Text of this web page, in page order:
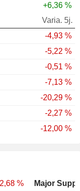
+6,36 %
Varia. 5j.
-4,93 %
-5,22 %
-0,51 %
-7,13 %
-20,29 %
-2,27 %
-12,00 %
%
Major